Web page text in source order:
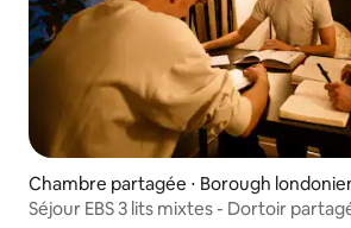
Chambre partagée ⋅ Borough
wisham
Séjour EBS 3 lits mixtes - Dortoir